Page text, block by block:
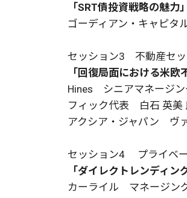
「SRT債投資戦略の魅力」
ゴーディアン・キャピ
セッション3 不動産セ
「回復局面における米欧
Hines シニアマネージ
フィック代表 白石 英美
アクシア・ジャパン ヴ
セッション4 プライベ
「ダイレクトレンディン
カーライル マネージン